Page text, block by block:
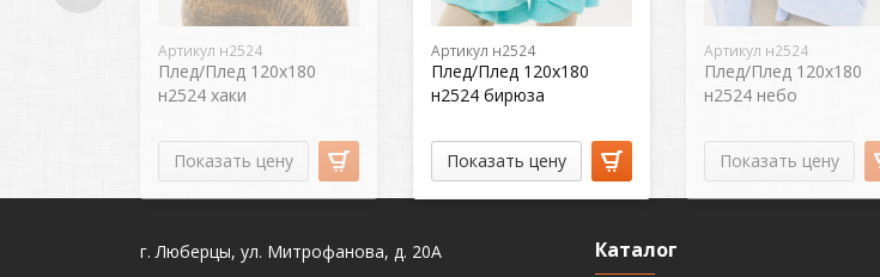
Артикул н2524
Плед/Плед 120х180
н2524 хаки
Показать цену
Артикул н2524
Плед/Плед 120х180
н2524 бирюза
Показать цену
Артикул н2524
Плед/Плед 120х180
н2524 небо
Показать цену
г. Люберцы, ул. Митрофанова, д. 20А Каталог